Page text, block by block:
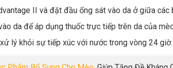
II và đặt đầu ống sát vào da ở giữa các
da để áp dụng thuốc trực tiếp trên da của
lý khỏi sự tiếp xúc với nước trong vòng 24 giờ.